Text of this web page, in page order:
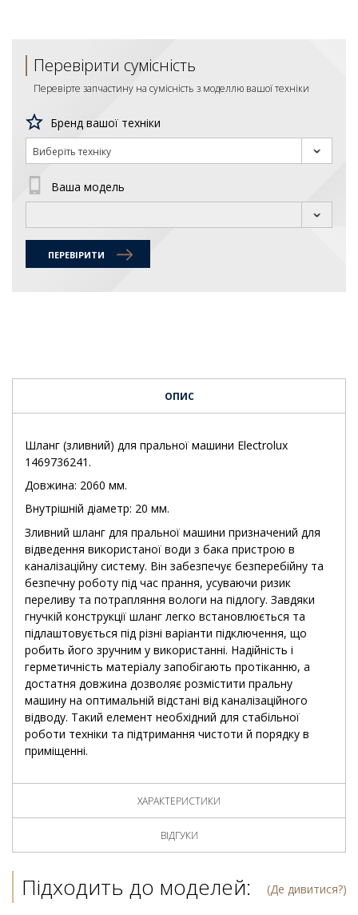
Перевірити сумісність
Перевірте запчастину на сумісність з моделлю вашої техніки
Бренд вашої техніки
Виберіть техніку
Ваша модель
ПЕРЕВІРИТИ
ОПИС
Шланг (зливний) для пральної машини Electrolux
1469736241.
Довжина: 2060 мм.
Внутрішній діаметр: 20 мм.
Зливний шланг для пральної машини призначений для
відведення використаної води з бака пристрою в
каналізаційну систему. Він забезпечує безперебійну та
безпечну роботу під час прання, усуваючи ризик
переливу та потрапляння вологи на підлогу. Завдяки
гнучкій конструкції шланг легко встановлюється та
підлаштовується під різні варіанти підключення, що
робить його зручним у використанні. Надійність і
герметичність матеріалу запобігають протіканню, а
достатня довжина дозволяє розмістити пральну
машину на оптимальній відстані від каналізаційного
відводу. Такий елемент необхідний для стабільної
роботи техніки та підтримання чистоти й порядку в
приміщенні.
ХАРАКТЕРИСТИКИ
ВІДГУКИ
Підходить до моделей: (Де дивитися?)